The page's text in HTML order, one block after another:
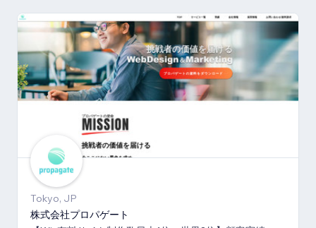
Tokyo, JP
株式会社プロパゲート